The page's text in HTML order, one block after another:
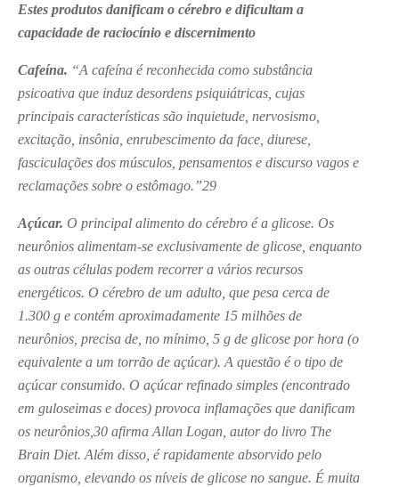
Estes produtos danificam o cérebro e dificultam a
capacidade de raciocínio e discernimento
Cafeína. “A cafeína é reconhecida como substância
psicoativa que induz desordens psiquiátricas, cujas
principais características são inquietude, nervosismo,
excitação, insônia, enrubescimento da face, diurese,
fasciculações dos músculos, pensamentos e discurso vagos e
reclamações sobre o estômago.”29
Açúcar. O principal alimento do cérebro é a glicose. Os
neurônios alimentam-se exclusivamente de glicose, enquanto
as outras células podem recorrer a vários recursos
energéticos. O cérebro de um adulto, que pesa cerca de
1.300 g e contém aproximadamente 15 milhões de
neurônios, precisa de, no mínimo, 5 g de glicose por hora (o
equivalente a um torrão de açúcar). A questão é o tipo de
açúcar consumido. O açúcar refinado simples (encontrado
em guloseimas e doces) provoca inflamações que danificam
os neurônios, 30 afirma Allan Logan, autor do livro The
Brain Diet. Além disso, é rapidamente absorvido pelo
organismo, elevando os níveis de glicose no sangue. É muita